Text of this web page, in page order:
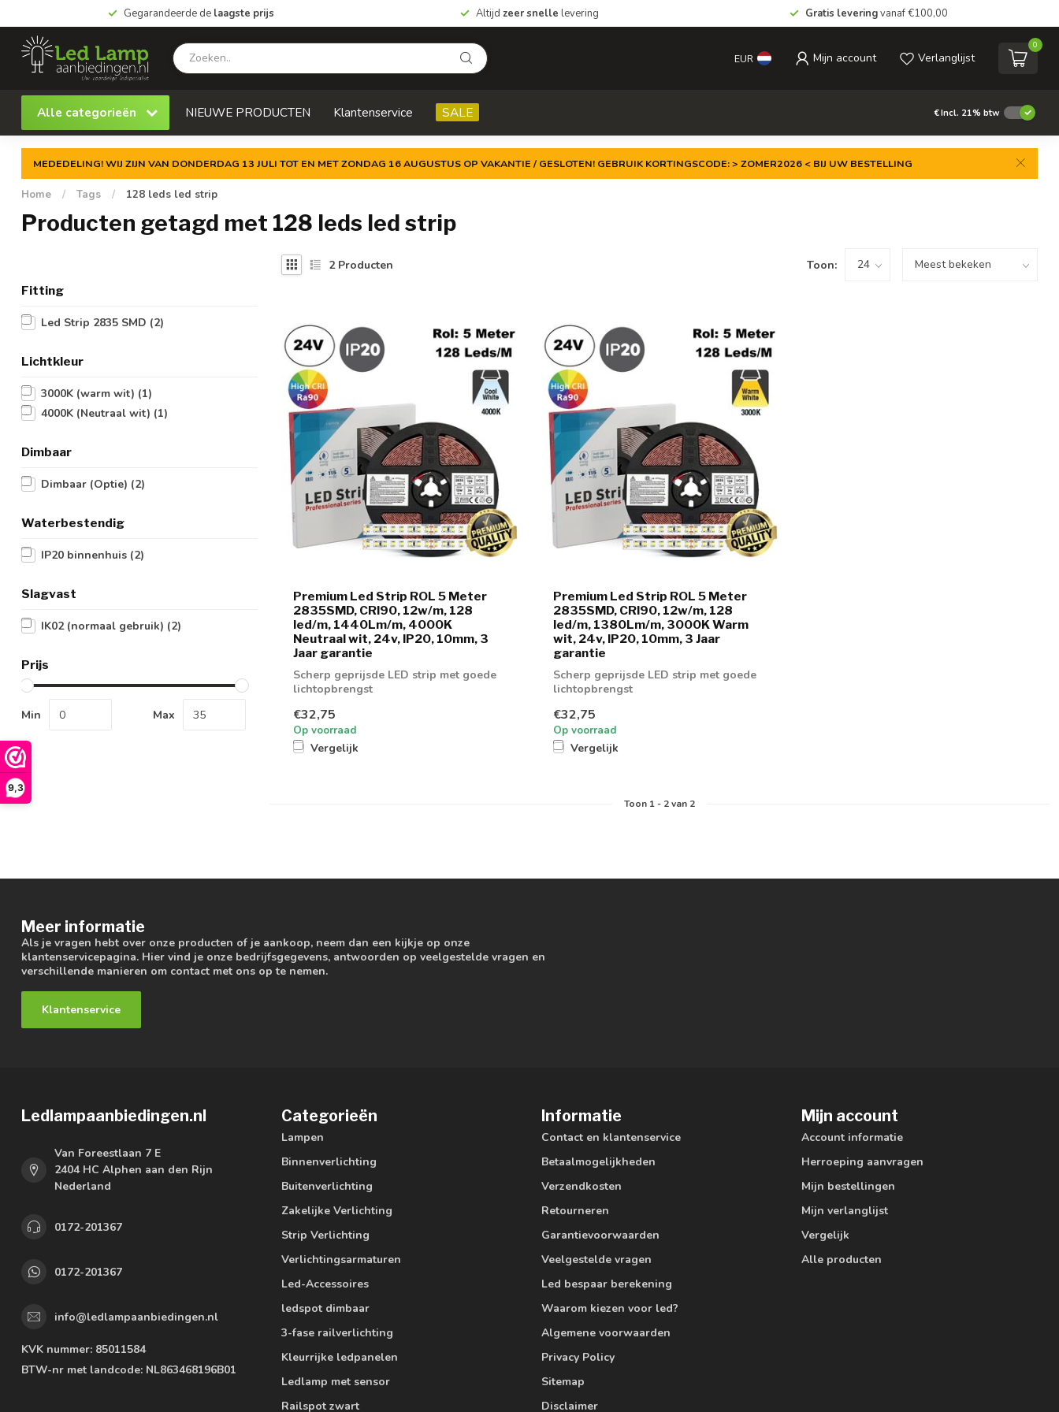
9,3
Gegarandeerde de laagste prijs Altijd zeer snelle levering Gratis leveringvanaf €100,00
EUR Mijn account Verlanglijst
0
Alle categorieën NIEUWE PRODUCTEN Klantenservice SALE €Incl. 21% btw
MEDEDELING! WIJ ZIJN VAN DONDERDAG 13 JULI TOT EN MET ZONDAG 16 AUGUSTUS OP VAKANTIE / GESLOTEN! GEBRUIK KORTINGSCODE: > ZOMER2026 < BIJ UW BESTELLING
Home / Tags / 128 leds led strip
Producten getagd met 128 leds led strip
Fitting
Led Strip 2835 SMD (2)
Lichtkleur
3000K (warm wit) (1)
4000K (Neutraal wit) (1)
Dimbaar
Dimbaar (Optie) (2)
Waterbestendig
IP20 binnenhuis (2)
Slagvast
IK02 (normaal gebruik) (2)
Prijs
Min Max
2Producten Toon:
Premium Led Strip ROL 5 Meter
2835SMD, CRI90, 12w/m, 128
led/m, 1440Lm/m, 4000K
Neutraal wit, 24v, IP20, 10mm, 3
Jaar garantie
Scherp geprijsde LED strip met goede
lichtopbrengst
€32,75
Op voorraad
Vergelijk
Premium Led Strip ROL 5 Meter
2835SMD, CRI90, 12w/m, 128
led/m, 1380Lm/m, 3000K Warm
wit, 24v, IP20, 10mm, 3 Jaar
garantie
Scherp geprijsde LED strip met goede
lichtopbrengst
€32,75
Op voorraad
Vergelijk
Toon 1- 2van 2
Meer informatie
Als je vragen hebt over onze producten of je aankoop, neem dan een kijkje op onze
klantenservicepagina. Hier vind je onze bedrijfsgegevens, antwoorden op veelgestelde vragen en
verschillende manieren om contact met ons op te nemen.
Klantenservice
Ledlampaanbiedingen.nl
Van Foreestlaan 7 E
2404 HC Alphen aan den Rijn
Nederland
0172-201367
0172-201367
info@ledlampaanbiedingen.nl
KVK nummer: 85011584
BTW-nr met landcode: NL863468196B01
Categorieën
Lampen
Binnenverlichting
Buitenverlichting
Zakelijke Verlichting
Strip Verlichting
Verlichtingsarmaturen
Led-Accessoires
ledspot dimbaar
3-fase railverlichting
Kleurrijke ledpanelen
Ledlamp met sensor
Railspot zwart
Informatie
Contact en klantenservice
Betaalmogelijkheden
Verzendkosten
Retourneren
Garantievoorwaarden
Veelgestelde vragen
Led bespaar berekening
Waarom kiezen voor led?
Algemene voorwaarden
Privacy Policy
Sitemap
Disclaimer
Mijn account
Account informatie
Herroeping aanvragen
Mijn bestellingen
Mijn verlanglijst
Vergelijk
Alle producten